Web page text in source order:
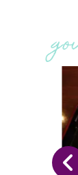
ナ
ド」
い
て